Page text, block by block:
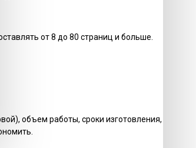
от 8 до 80 страниц и больше.
объем работы, сроки изготовления,